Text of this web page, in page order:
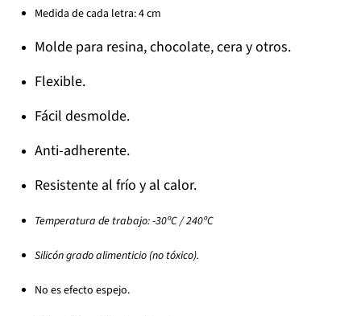
Medida de cada letra: 4 cm
Molde para resina, chocolate, cera y otros.
Flexible.
Fácil desmolde.
Anti-adherente.
Resistente al frío y al calor.
Temperatura de trabajo: -30ºC / 240ºC
Silicón grado alimenticio (no tóxico).
No es efecto espejo.